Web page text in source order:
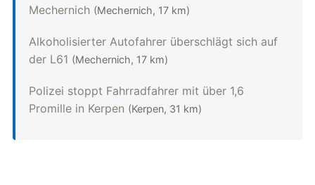
Mechernich (Mechernich, 17 km)
Alkoholisierter Autofahrer überschlägt sich auf
der L61 (Mechernich, 17 km)
Polizei stoppt Fahrradfahrer mit über 1,6
Promille in Kerpen (Kerpen, 31 km)